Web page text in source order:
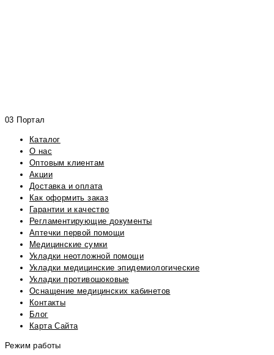
03 Портал
Каталог
О нас
Оптовым клиентам
Акции
Доставка и оплата
Как оформить заказ
Гарантии и качество
Регламентирующие документы
Аптечки первой помощи
Медицинские сумки
Укладки неотложной помощи
Укладки медицинские эпидемиологические
Укладки противошоковые
Оснащение медицинских кабинетов
Контакты
Блог
Карта Сайта
Режим работы